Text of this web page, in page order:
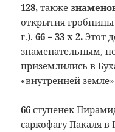
128, также
открытия
г.).66 = 33 x 2. Этот
знаменательным,
приземлились в
«внутренней
66 ступенек
саркофагу Пакаля